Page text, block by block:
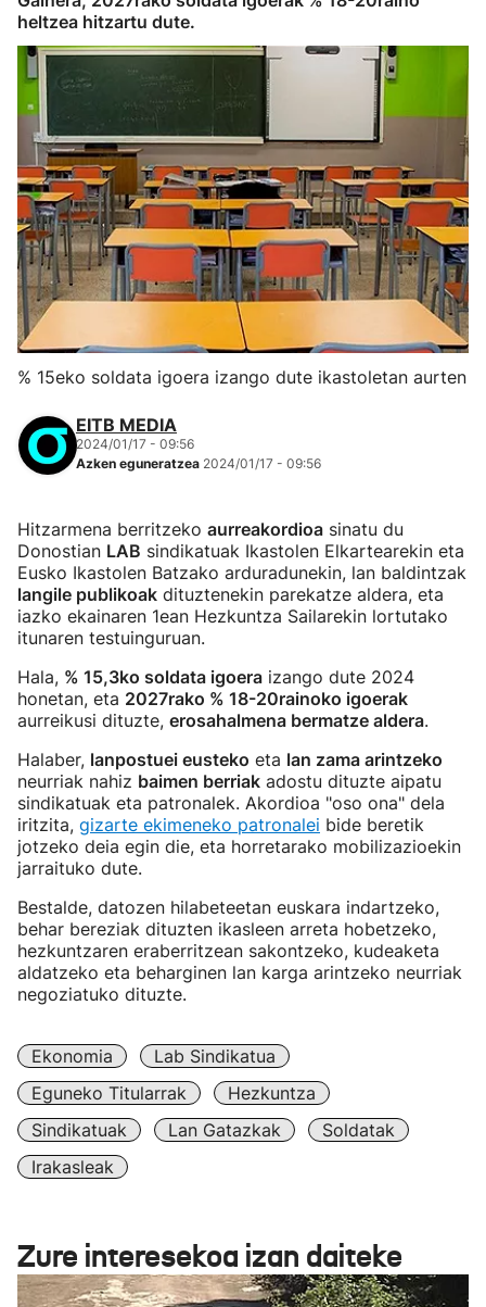
heltzea hitzartu dute.
% 15eko soldata igoera izango dute ikastoletan aurten
EITB MEDIA
2024/01/17 - 09:56
Azken eguneratzea 2024/01/17 - 09:56
Hitzarmena berritzeko aurreakordioa sinatu du
Donostian LAB sindikatuak Ikastolen Elkartearekin eta
Eusko Ikastolen Batzako arduradunekin, lan baldintzak
langile publikoak dituztenekin parekatze aldera, eta
iazko ekainaren 1ean Hezkuntza Sailarekin lortutako
itunaren testuinguruan.
Hala, % 15,3ko soldata igoera izango dute 2024
honetan, eta 2027rako % 18-20rainoko igoerak
aurreikusi dituzte, erosahalmena bermatze aldera.
Halaber, lanpostuei eusteko eta lan zama arintzeko
neurriak nahiz baimen berriak adostu dituzte aipatu
sindikatuak eta patronalek. Akordioa "oso ona" dela
iritzita, gizarte ekimeneko patronalei bide beretik
jotzeko deia egin die, eta horretarako mobilizazioekin
jarraituko dute.
Bestalde, datozen hilabeteetan euskara indartzeko,
behar bereziak dituzten ikasleen arreta hobetzeko,
hezkuntzaren eraberritzean sakontzeko, kudeaketa
aldatzeko eta beharginen lan karga arintzeko neurriak
negoziatuko dituzte.
Ekonomia
Lab Sindikatua
Eguneko Titularrak
Hezkuntza
Sindikatuak
Lan Gatazkak
Soldatak
Irakasleak
Zure interesekoa izan daiteke